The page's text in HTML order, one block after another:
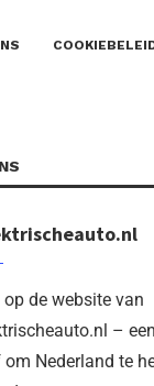
de website van
–
Nederland te